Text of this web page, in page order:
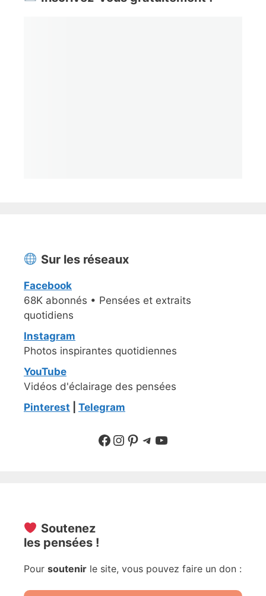
Sur les réseaux
Facebook
68K abonnés • Pensées et extraits
quotidiens
Instagram
Photos inspirantes quotidiennes
YouTube
Vidéos d'éclairage des pensées
Pinterest
Telegram
Suivre sur Facebook
Suivre sur Instagram
Pinterest
Sur Telegram
YouTube
Soutenez
les pensées !
Pour soutenir le site, vous pouvez faire un don :